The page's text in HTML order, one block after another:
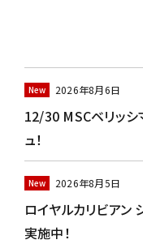
2026年8月6日
12/30 MSCベリッシ
ュ！
2026年8月5日
ロイヤルカリビアン
実施中！